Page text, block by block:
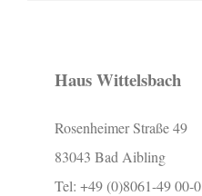
Haus Wittelsbach
Rosenheimer Straße 49
83043 Bad Aibling
Tel: +49 (0)8061-49 00-0